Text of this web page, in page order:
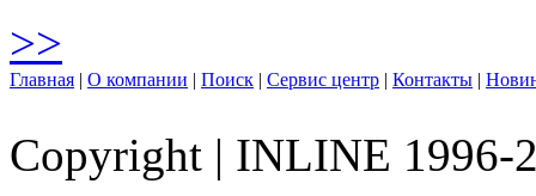
>>
Главная | О компании | Поиск | Сервис центр | Контакты |
Copyright | INLINE 1996-